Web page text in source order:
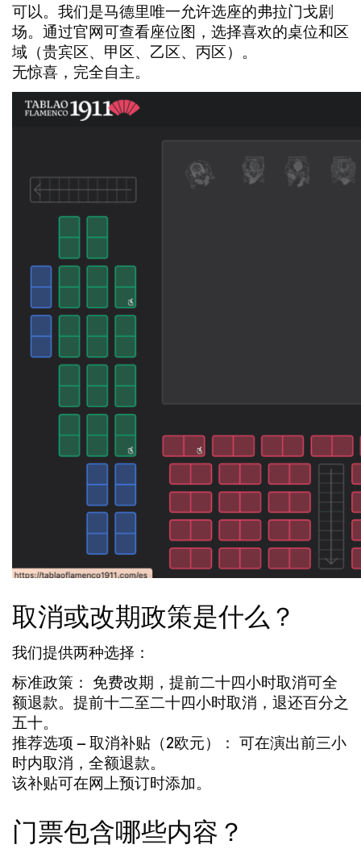
可以。我们是马德里唯一允许选座的弗拉门戈剧
场。通过官网可查看座位图，选择喜欢的桌位和区
域（贵宾区、甲区、乙区、丙区）。
无惊喜，完全自主。
取消或改期政策是什么？
我们提供两种选择：
标准政策： 免费改期，提前二十四小时取消可全
额退款。提前十二至二十四小时取消，退还百分之
五十。
推荐选项 – 取消补贴（2欧元）： 可在演出前三小
时内取消， 全额退款。
该补贴可在网上预订时添加。
门票包含哪些内容？